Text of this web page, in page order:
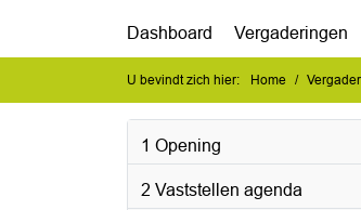
Dashboard Vergaderingen
U bevindt zich hier: Home
1 Opening
2 Vaststellen agenda